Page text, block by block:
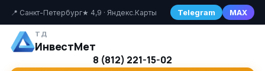
📍 Санкт-Петербург★ 4,9 · Яндекс.Карты Telegram MAX
ТД
ИнвестМет
8 (812) 221-15-02